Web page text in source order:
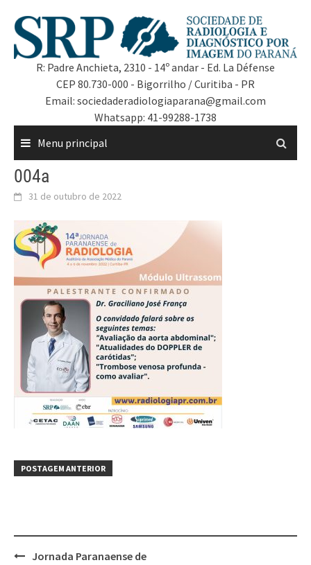
R: Padre Anchieta, 2310 - 14º andar - Ed. La Défense
CEP 80.730-000 - Bigorrilho / Curitiba - PR
Email: sociedaderadiologiaparana@gmail.com
Whatsapp: 41-99288-1738
Menu principal
004a
31 de outubro de 2022
POSTAGEM ANTERIOR
Jornada Paranaense de